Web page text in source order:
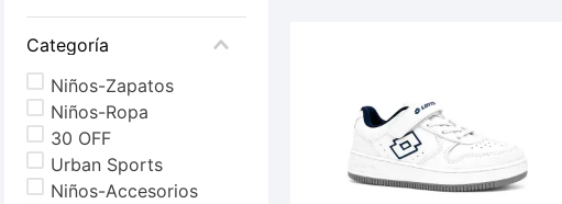
Categoría
Niños-Zapatos
Niños-Ropa
30 OFF
Urban Sports
Niños-Accesorios